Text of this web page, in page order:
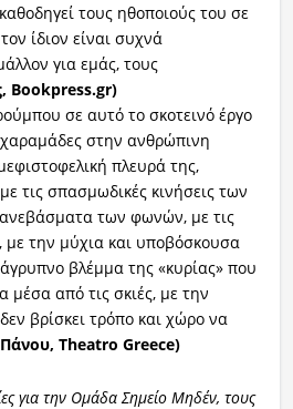
τους ηθοποιούς του σε
ίδιον είναι συχνά
για εμάς, τους
Bookpress.gr)
σε αυτό το σκοτεινό έργο
χαραμάδες στην ανθρώπινη
πλευρά της,
τις σπασμωδικές κινήσεις των
των φωνών, με τις
με την μύχια και υποβόσκουσα
βλέμμα της «κυρίας» που
μέσα από τις σκιές, με την
βρίσκει τρόπο και χώρο να
Theatro Greece)
για την Ομάδα Σημείο Μηδέν, τους